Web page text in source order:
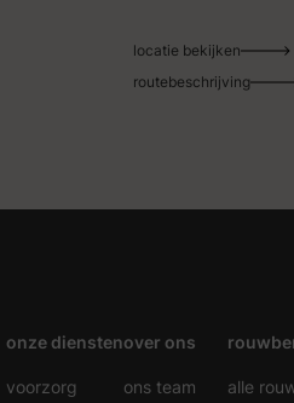
locatie bekijken
routebeschrijving
onze diensten
voorzorg
over ons
ons team alle